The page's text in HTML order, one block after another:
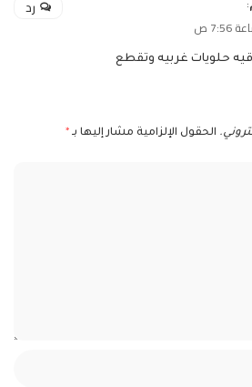
:
حلويات غربيه وتقطع
رد
الحقول الإلزامية مشار إليها بـ *